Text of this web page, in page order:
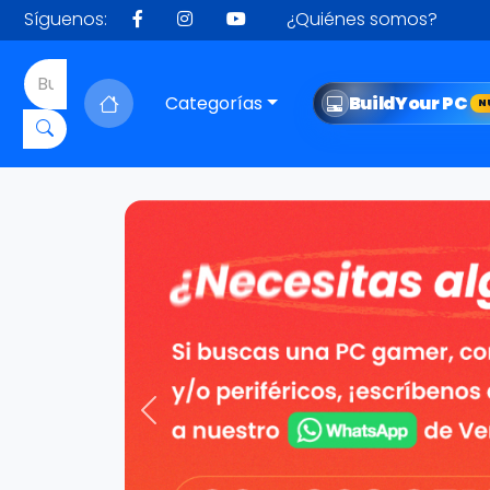
Síguenos: ¿Quiénes somos?
Categorías BuildYour PC